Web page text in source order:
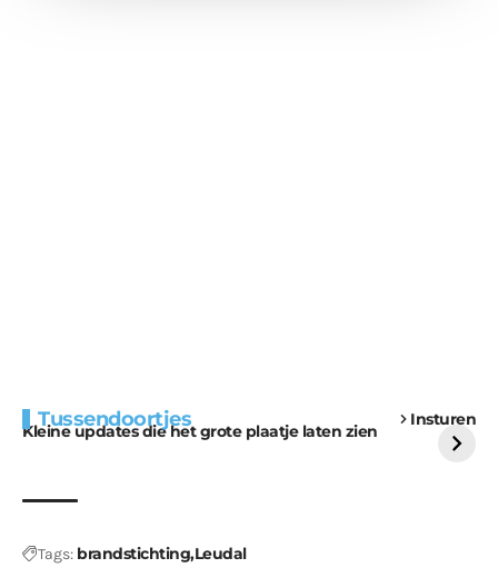
Tussendoortjes Insturen
Kleine updates die het grote plaatje laten zien
voor kabouters
uitdaging
Tags: brandstichtingLeudal